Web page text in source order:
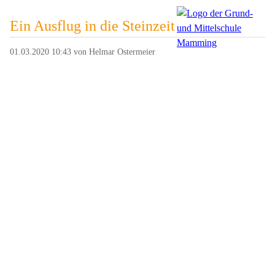
Ein Ausflug in die Steinzeit
01.03.2020 10:43 von Helmar Ostermeier